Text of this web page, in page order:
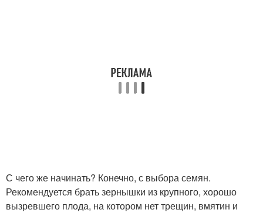
С чего же начинать? Конечно, с выбора семян.
Рекомендуется брать зернышки из крупного, хорошо
вызревшего плода, на котором нет трещин, вмятин и